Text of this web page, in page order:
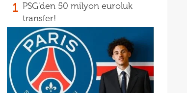
1 PSG'den 50 milyon euroluk
transfer!